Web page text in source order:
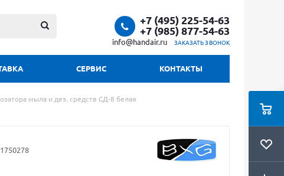
+7 (495) 225-54-63
+7 (985) 877-54-63
info@handair.ru ЗАКАЗАТЬ ЗВОНОК
СЕРВИС КОНТАКТЫ
мыла и дез. средств СД-8 белая
1750278